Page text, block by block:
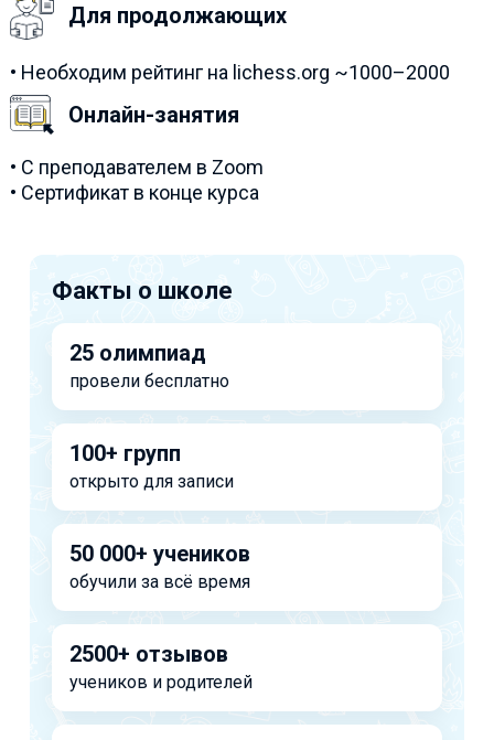
Для продолжающих
• Необходим рейтинг на lichess.org ~1000–2000
Онлайн-занятия
• С преподавателем в Zoom
• Сертификат в конце курса
Факты о школе
25 олимпиад
провели бесплатно
100+ групп
открыто для записи
50 000+ учеников
обучили за всё время
2500+ отзывов
учеников и родителей